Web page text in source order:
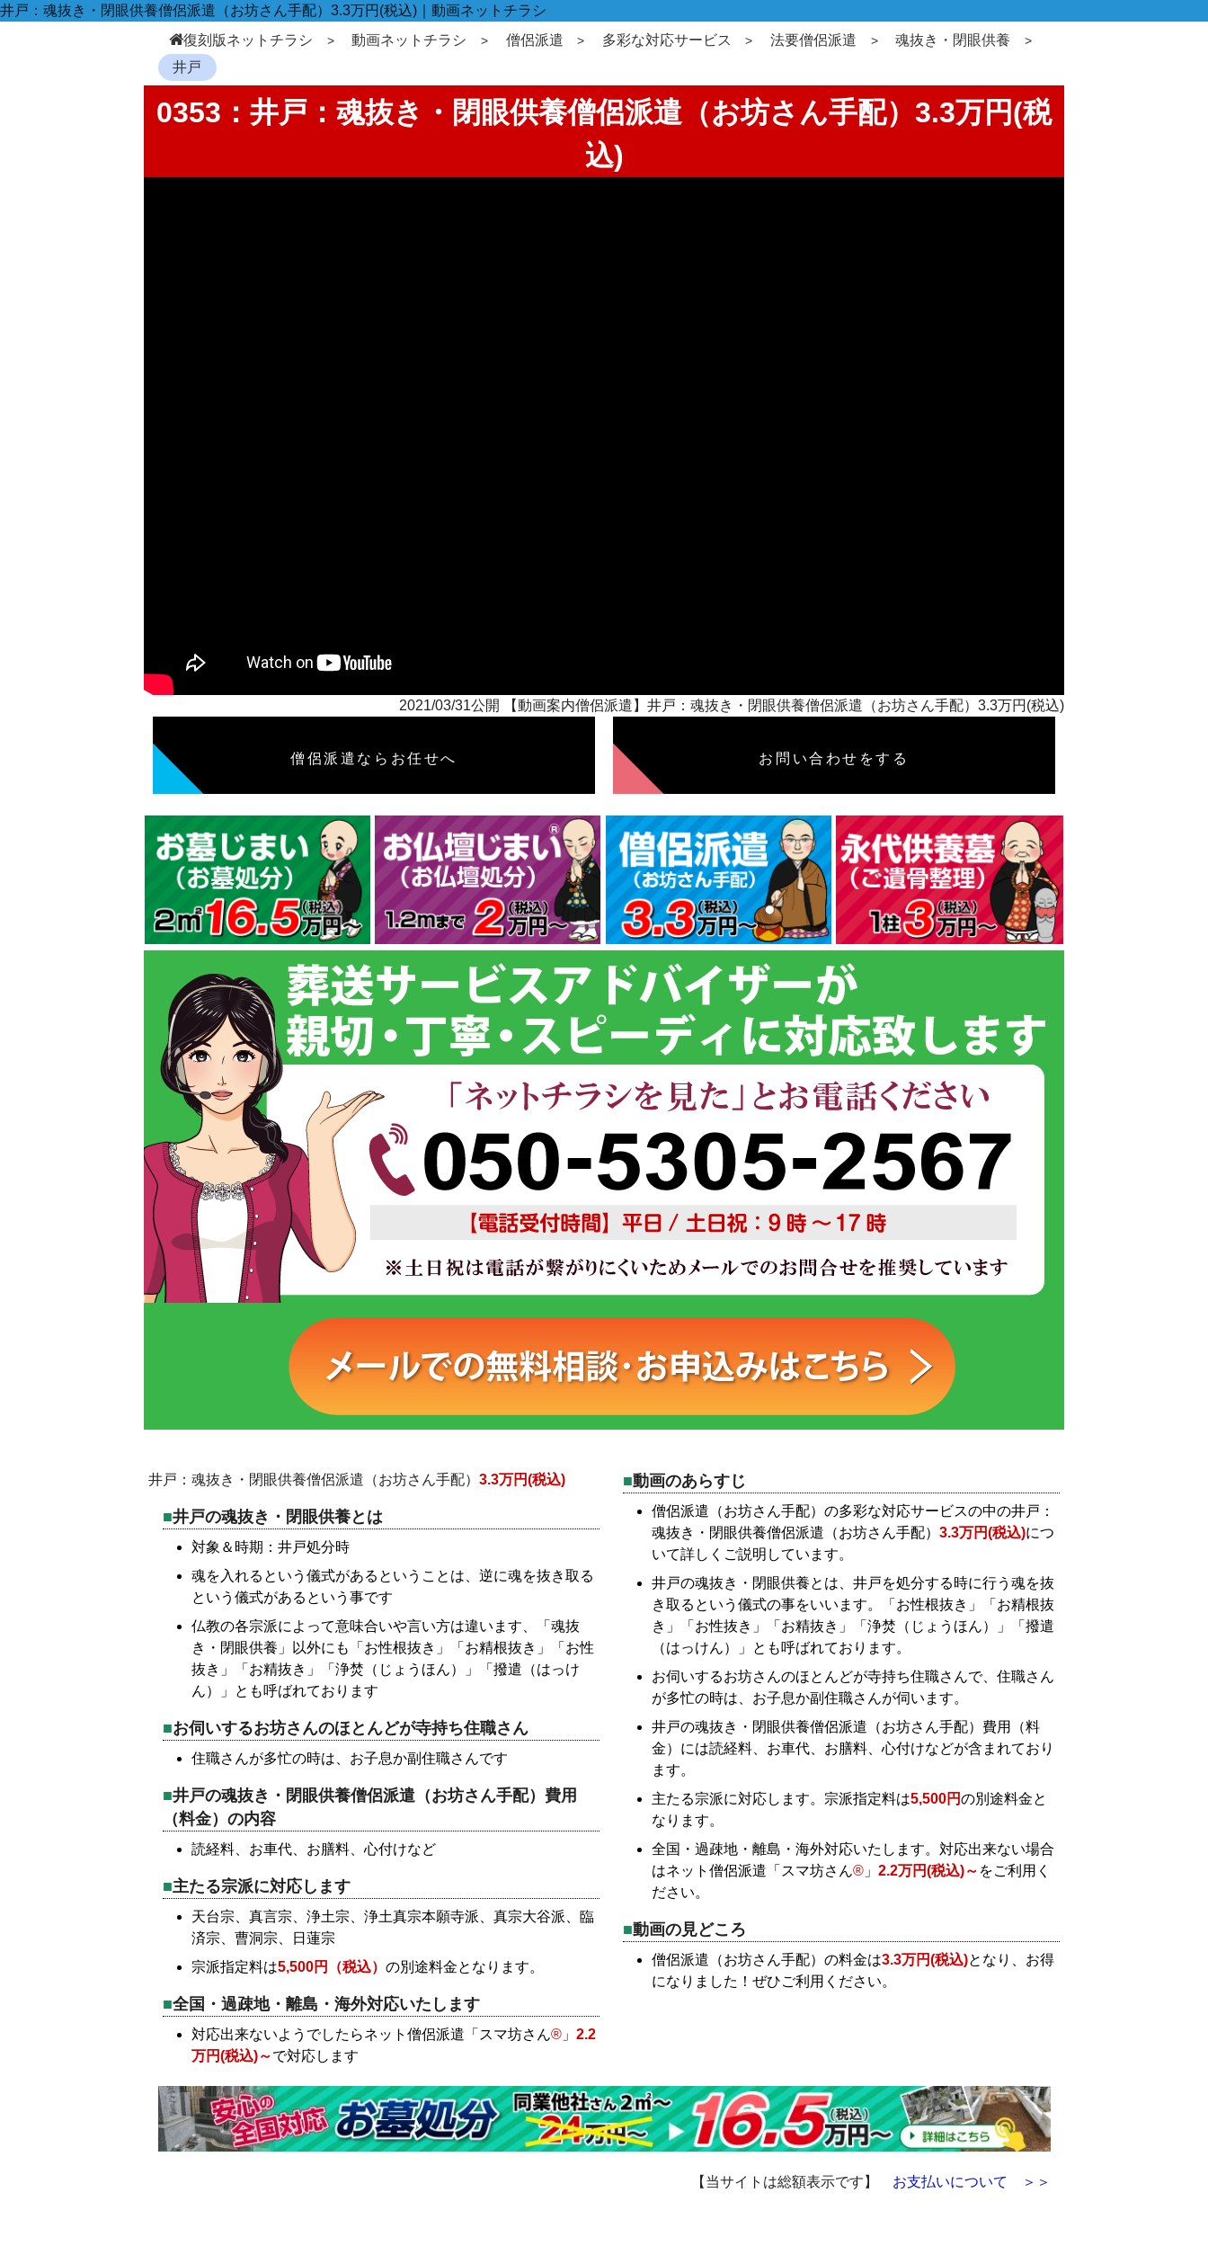
井戸：魂抜き・閉眼供養僧侶派遣（お坊さん手配）3.3万円(税込)｜動画ネットチラシ
復刻版ネットチラシ
動画ネットチラシ 僧侶派遣 多彩な対応サービス 法要僧侶派遣
魂抜き・閉眼供養
井戸
0353：井戸：魂抜き・閉眼供養僧侶派遣（お坊さん手配）3.3万円(税
込)
2021/03/31公開 【動画案内僧侶派遣】井戸：魂抜き・閉眼供養僧侶派遣（お坊さん手配）3.3万円(税込)
僧侶派遣ならお任せへ お問い合わせをする
井戸：魂抜き・閉眼供養僧侶派遣（お坊さん手配）3.3万円(税込)
井戸の魂抜き・閉眼供養とは
対象＆時期：井戸処分時
魂を入れるという儀式があるということは、逆に魂を抜き取る
という儀式があるという事です
仏教の各宗派によって意味合いや言い方は違います、「魂抜
き・閉眼供養」以外にも「お性根抜き」「お精根抜き」「お性
抜き」「お精抜き」「浄焚（じょうほん）」「撥遣（はっけ
ん）」とも呼ばれております
お伺いするお坊さんのほとんどが寺持ち住職さん
住職さんが多忙の時は、お子息か副住職さんです
井戸の魂抜き・閉眼供養僧侶派遣（お坊さん手配）費用
（料金）の内容
読経料、お車代、お膳料、心付けなど
主たる宗派に対応します
天台宗、真言宗、浄土宗、浄土真宗本願寺派、真宗大谷派、臨
済宗、曹洞宗、日蓮宗
宗派指定料は5,500円（税込）の別途料金となります。
全国・過疎地・離島・海外対応いたします
対応出来ないようでしたらネット僧侶派遣「スマ坊さん® 」2.2
万円(税込)～で対応します
動画のあらすじ
僧侶派遣（お坊さん手配）の多彩な対応サービスの中の井戸：
魂抜き・閉眼供養僧侶派遣（お坊さん手配）3.3万円(税込)につ
いて詳しくご説明しています。
井戸の魂抜き・閉眼供養とは、井戸を処分する時に行う魂を抜
き取るという儀式の事をいいます。「お性根抜き」「お精根抜
き」「お性抜き」「お精抜き」「浄焚（じょうほん）」「撥遣
（はっけん）」とも呼ばれております。
お伺いするお坊さんのほとんどが寺持ち住職さんで、住職さん
が多忙の時は、お子息か副住職さんが伺います。
井戸の魂抜き・閉眼供養僧侶派遣（お坊さん手配）費用（料
金）には読経料、お車代、お膳料、心付けなどが含まれており
ます。
主たる宗派に対応します。宗派指定料は5,500円の別途料金と
なります。
全国・過疎地・離島・海外対応いたします。対応出来ない場合
はネット僧侶派遣「スマ坊さん® 」2.2万円(税込)～ をご利用く
ださい。
動画の見どころ
僧侶派遣（お坊さん手配）の料金は3.3万円(税込)となり、お得
になりました！ぜひご利用ください。
【当サイトは総額表示です】 お支払いについて ＞＞